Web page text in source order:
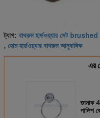
ট্যাগ: বাথরুম হার্ডওয়্যার সেট brushed
, হোম হার্ডওয়্যার বাথরুম আনুষাঙ্গিক
এর
জামাক
পালিশ